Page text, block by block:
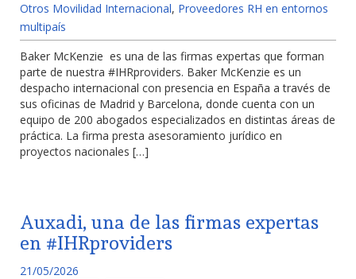
Otros Movilidad Internacional, Proveedores RH en entornos
multipaís
Baker McKenzie es una de las firmas expertas que forman
parte de nuestra #IHRproviders. Baker McKenzie es un
despacho internacional con presencia en España a través de
sus oficinas de Madrid y Barcelona, donde cuenta con un
equipo de 200 abogados especializados en distintas áreas de
práctica. La firma presta asesoramiento jurídico en
proyectos nacionales […]
Auxadi, una de las firmas expertas
en #IHRproviders
21/05/2026